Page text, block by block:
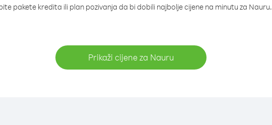
pakete kredita ili plan pozivanja da bi dobili najbolje cijene na minutu za Nauru.
Prikaži cijene za Nauru